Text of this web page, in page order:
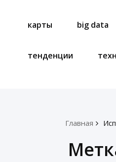
карты big data
тенденции
Главная